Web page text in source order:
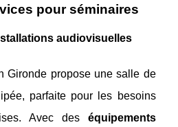
pour séminaires
audiovisuelles
Gironde propose une salle de
parfaite pour les besoins
Avec des équipements